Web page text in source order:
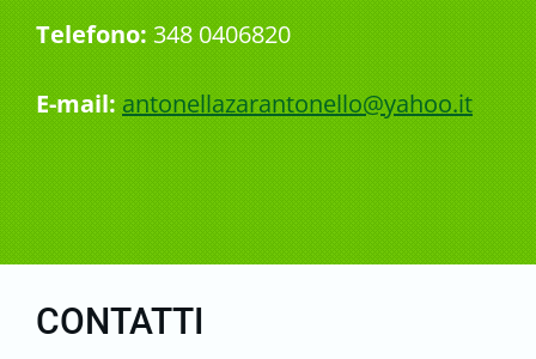
Telefono: 348 0406820
E-mail: antonellazarantonello@yahoo.it
CONTATTI